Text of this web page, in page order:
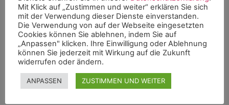
Mit Klick auf „Zustimmen und weiter“ erklären Sie sich
mit der Verwendung dieser Dienste einverstanden.
Die Verwendung von auf der Webseite eingesetzten
Cookies können Sie ablehnen, indem Sie auf
„Anpassen" klicken. Ihre Einwilligung oder Ablehnung
können Sie jederzeit mit Wirkung auf die Zukunft
widerrufen oder ändern.
ANPASSEN ZUSTIMMEN UND WEITER